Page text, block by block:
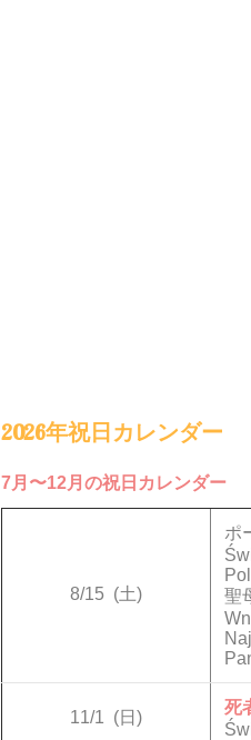
2026年祝日カレンダー
7月〜12月の祝日カレンダー
8/15 (土)
ポ
聖
11/1 (日)
死